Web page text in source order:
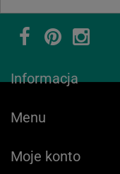
Informacja
Menu
Moje konto